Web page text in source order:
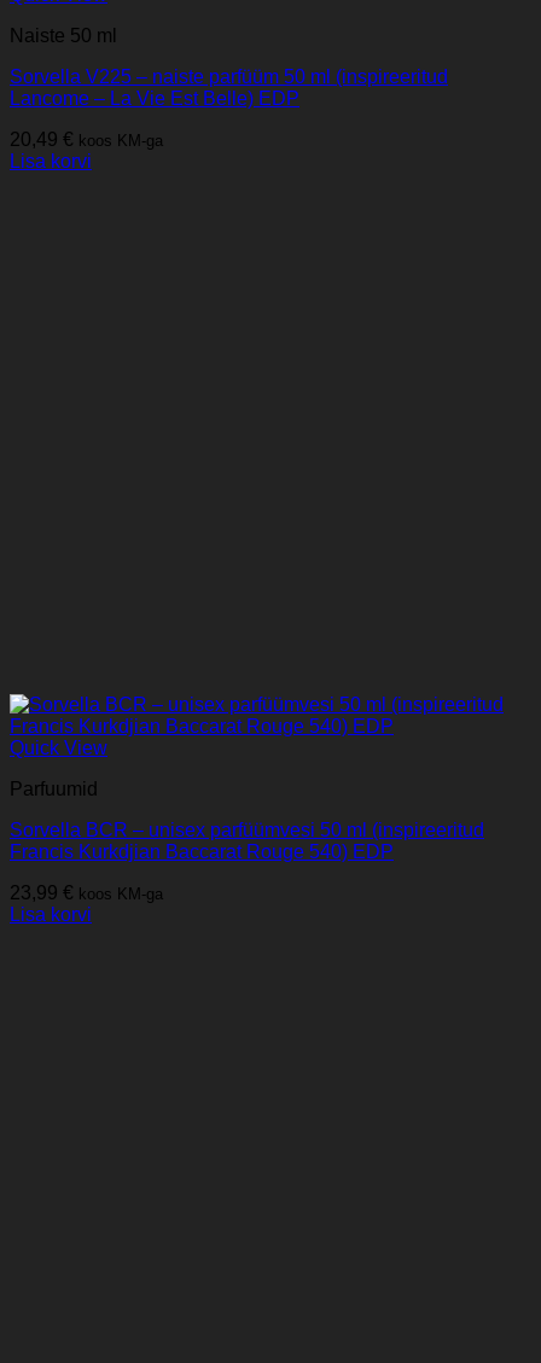
Naiste 50 ml
Sorvella V225 – naiste parfüüm 50 ml (inspireeritud
Lancome – La Vie Est Belle) EDP
20,49 € koos KM-ga
Lisa korvi
Quick View
Parfuumid
Sorvella BCR – unisex parfüümvesi 50 ml (inspireeritud
Francis Kurkdjian Baccarat Rouge 540) EDP
23,99 € koos KM-ga
Lisa korvi